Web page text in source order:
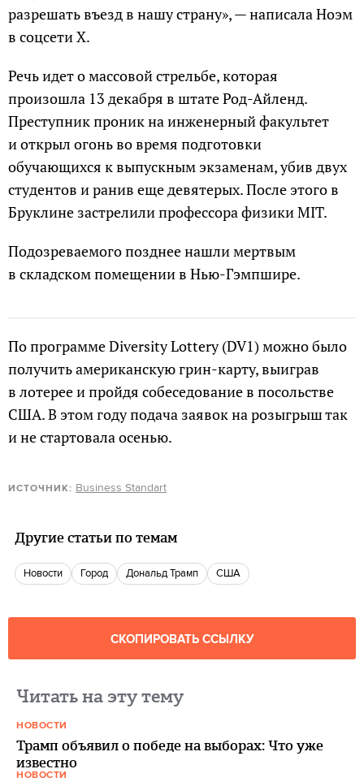
разрешать въезд в нашу страну», — написала Ноэм
в соцсети X.
Речь идет о массовой стрельбе, которая
произошла 13 декабря в штате Род-Айленд.
Преступник проник на инженерный факультет
и открыл огонь во время подготовки
обучающихся к выпускным экзаменам, убив двух
студентов и ранив еще девятерых. После этого в
Бруклине застрелили профессора физики MIT.
Подозреваемого позднее нашли мертвым
в складском помещении в Нью-Гэмпшире.
По программе Diversity Lottery (DV1) можно было
получить американскую грин-карту, выиграв
в лотерее и пройдя собеседование в посольстве
США. В этом году подача заявок на розыгрыш так
и не стартовала осенью.
ИСТОЧНИК: Business Standart
Другие статьи по темам
новости город Дональд Трамп США
СКОПИРОВАТЬ ССЫЛКУ
Читать на эту тему
НОВОСТИ
Трамп объявил о победе на выборах: Что уже
известно
НОВОСТИ